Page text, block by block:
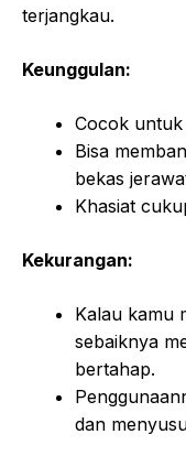
terjangkau.
Keunggulan:
Cocok untuk
Bisa
bekas
Khasiat
Kekurangan:
Kalau kamu
sebaiknya
bertahap.
dan